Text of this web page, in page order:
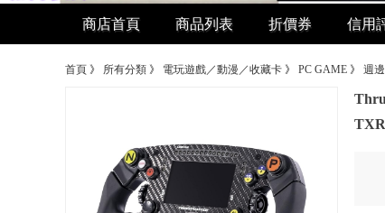
商店首頁 商品列表 折價券 信用
首頁 》 所有分類 》 電玩遊戲／動漫／收藏卡 》 PC GAME 》 週邊
TXR